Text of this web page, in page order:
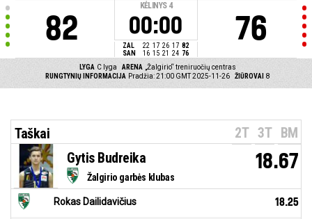
82
KĖLINYS 4
00:00
ZAL 22 17 26 17 82
SAN
16 15 21 24 76
76
LYGA C lyga ARENA
„Žalgirio“ treniruočių centras
RUNGTYNIŲ INFORMACIJA Pradžia: 21:00 GMT 2025-11-26 ŽIŪROVAI 8
Taškai 2T 3T BM
Žalgirio garbės klubas
Gytis Budreika 18.67
Rokas Dailidavičius 18.25